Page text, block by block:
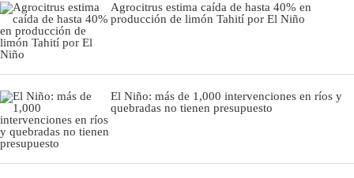
Agrocitrus estima caída de hasta 40% en
producción de limón Tahití por El Niño
El Niño: más de 1,000 intervenciones en ríos y
quebradas no tienen presupuesto